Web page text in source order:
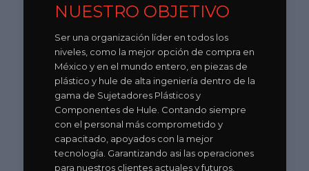
NUESTRO OBJETIVO
Ser una organización líder en todos los
niveles, como la mejor opción de compra en
México y en el mundo entero, en piezas de
plástico y hule de alta ingeniería dentro de la
gama de Sujetadores Plásticos y
Componentes de Hule. Contando siempre
con el personal más comprometido y
capacitado, apoyados con la mejor
tecnología. Garantizando asi las operaciones
para nuestros clientes actuales y futuros,